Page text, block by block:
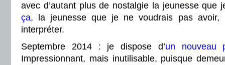
avec d’autant plus de nostalgie la jeunesse que
ça, la jeunesse que je ne voudrais pas avoir,
interpréter.
Septembre 2014 : je dispose d’un nouveau
Impressionnant, mais inutilisable, puisque